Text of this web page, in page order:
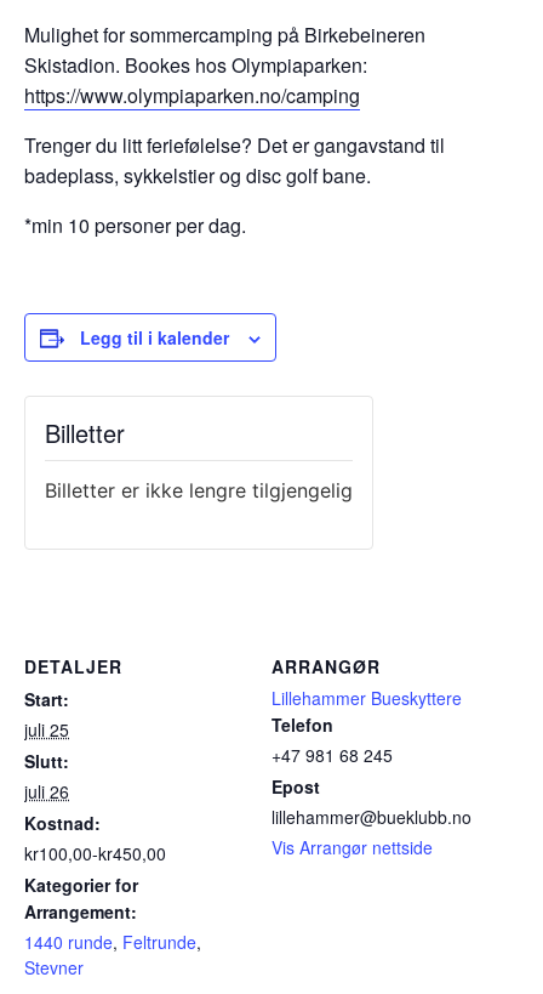
Mulighet for sommercamping på Birkebeineren
Skistadion. Bookes hos Olympiaparken:
https://www.olympiaparken.no/camping
Trenger du litt feriefølelse? Det er gangavstand til
badeplass, sykkelstier og disc golf bane.
*min 10 personer per dag.
Legg til i kalender
DETALJER
Start:
juli 25
Slutt:
juli 26
Kostnad:
kr100,00-kr450,00
Kategorier for
Arrangement:
1440 runde, Feltrunde,
Stevner
ARRANGØR
Lillehammer Bueskyttere
Telefon
+47 981 68 245
Epost
lillehammer@bueklubb.no
Vis Arrangør nettside
Billetter
Billetter er ikke lengre tilgjengelig